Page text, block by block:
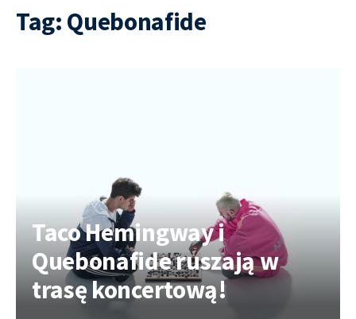
Tag: Quebonafide
Taco Hemingway i
Quebonafide ruszają w
trasę koncertową!